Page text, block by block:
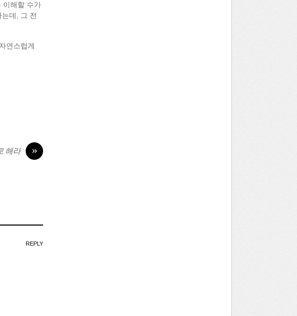
이해할 수가
데, 그 전
연스럽게
»
해라
REPLY